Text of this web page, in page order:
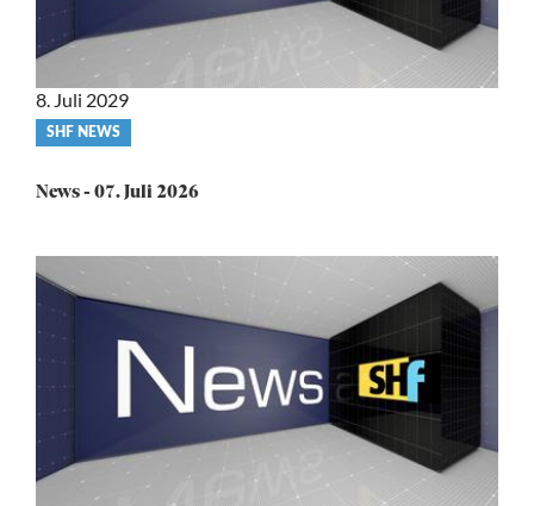
8. Juli 2029
Video
category
SHF NEWS
News - 07. Juli 2026